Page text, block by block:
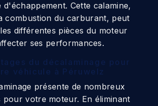
d'échappement. Cette calamine,
combustion du carburant, peut
différentes pièces du moteur
ses performances.
du décalaminage pour
véhicule à Péruwelz
présente de nombreux
pour votre moteur. En éliminant